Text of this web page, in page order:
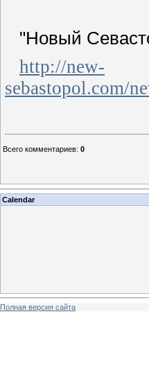
"Новый
http://new-
sebastopol.com/
Всего комментариев: 0
Calendar
Полная версия сайта